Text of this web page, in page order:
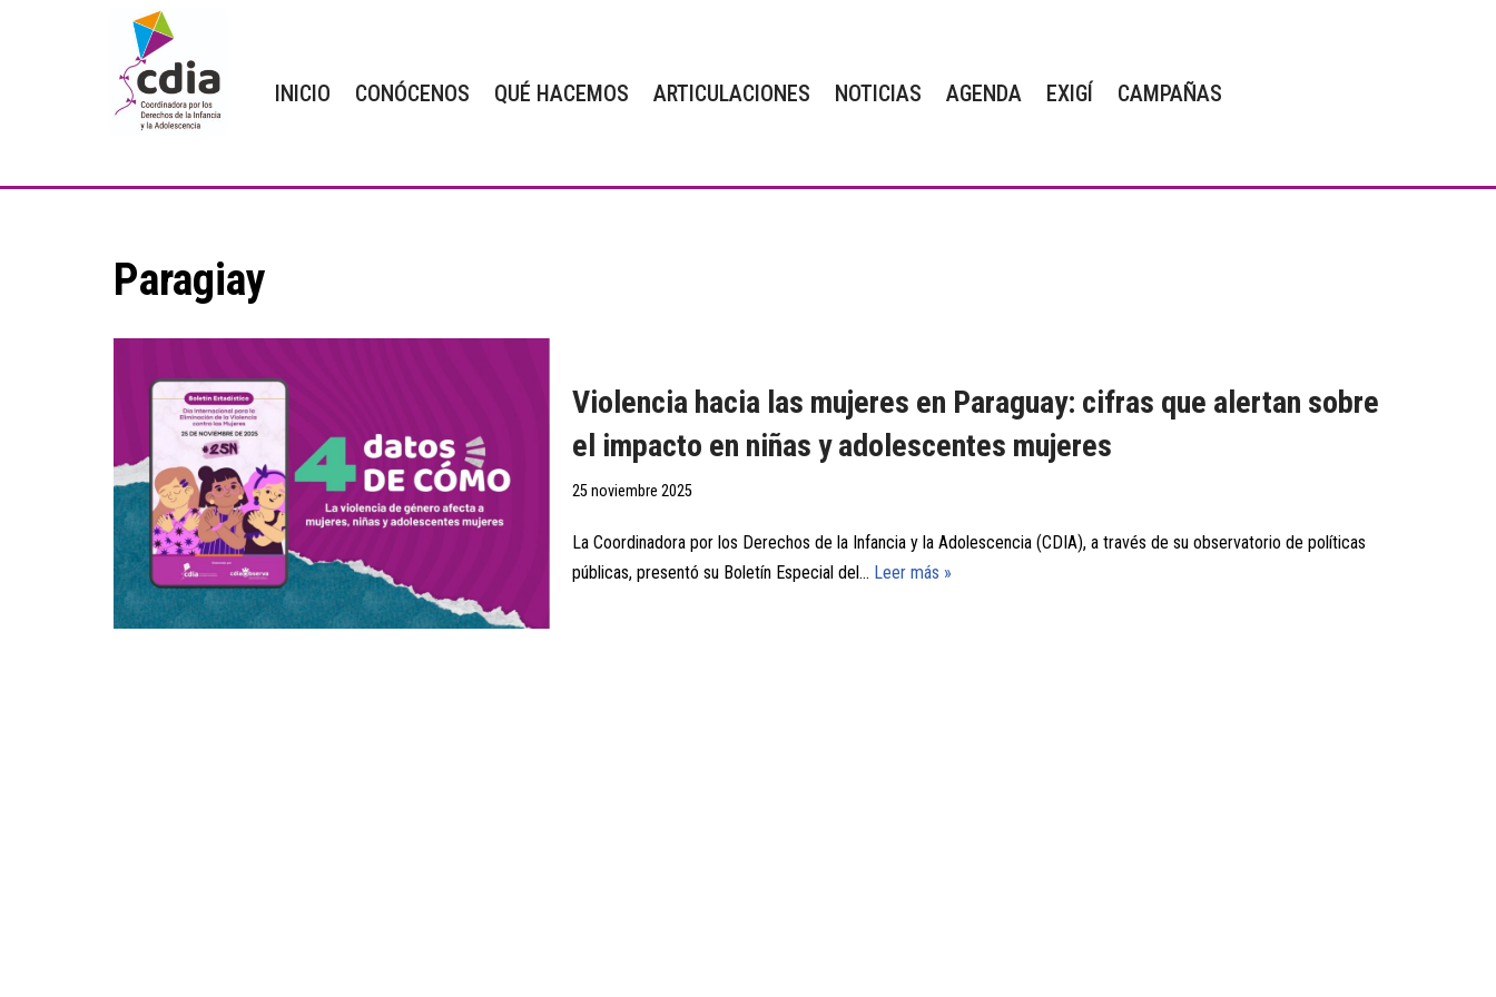
INICIO CONÓCENOS QUÉ HACEMOS ARTICULACIONES NOTICIAS AGENDA EXIGÍ CAMPAÑAS
Paragiay
Violencia hacia las mujeres en Paraguay: cifras que alertan sobre
el impacto en niñas y adolescentes mujeres
25 noviembre 2025
La Coordinadora por los Derechos de la Infancia y la Adolescencia (CDIA), a través de su observatorio de políticas
públicas, presentó su Boletín Especial del… Leer más »